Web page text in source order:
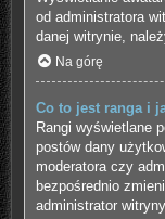
od administratora
danej witrynie,
Na górę
Co to jest ranga i
Rangi wyświetlane
postów dany
moderatora czy
bezpośrednio
administrator